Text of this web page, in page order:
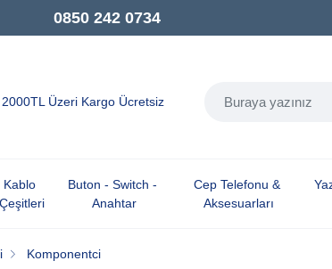
0850 242 0734
2000TL Üzeri Kargo Ücretsiz
Kablo
Çeşitleri
Buton - Switch -
Anahtar
Cep Telefonu &
Aksesuarları
Komponentci